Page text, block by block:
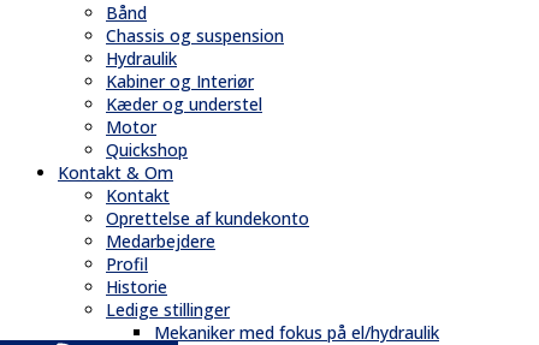
Bånd
Chassis og suspension
Hydraulik
Kabiner og Interiør
Kæder og understel
Motor
Quickshop
Kontakt & Om
Kontakt
Oprettelse af kundekonto
Medarbejdere
Profil
Historie
Ledige stillinger
Mekaniker med fokus på el/hydraulik